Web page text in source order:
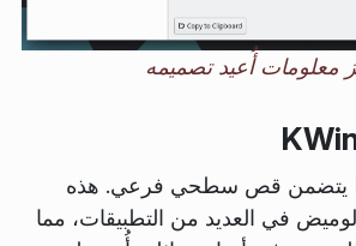
معلومات أُعيد تصميمه
مدير النوافذ KWin يتضمن قص سطحي فرعي. هذه
في العديد من التطبيقات، مما